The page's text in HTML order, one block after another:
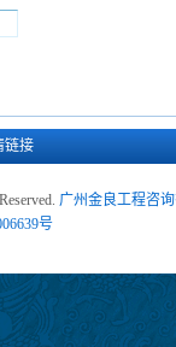
链接
广州金良工程咨
号